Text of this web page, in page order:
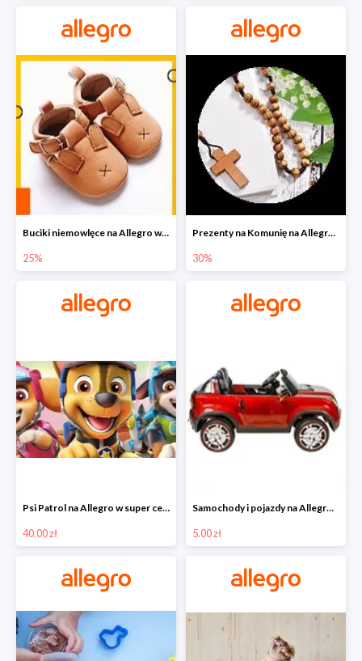
Buciki niemowlęce na Allegro w super cenach
25%
Prezenty na Komunię na Allegro do -30%
30%
Psi Patrol na Allegro w super cenach od 40 zł
40.00 zł
Samochody i pojazdy na Allegro w super cenach od 5 zł
5.00 zł